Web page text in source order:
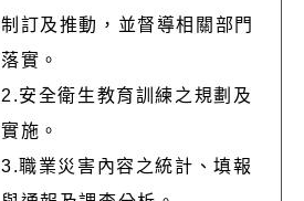
制訂及推動，並督導相關部門
落實。
2.安全衛生教育訓練之規劃及
實施。
3.職業災害內容之統計、填報